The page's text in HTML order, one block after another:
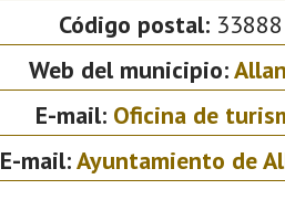
Código postal: 33888
Web del municipio:
E-mail: Oficina de
E-mail:Ayuntamiento de